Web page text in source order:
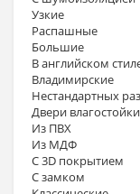
Узкие
Распашные
Большие
В английском
Владимирские
Нестандартных
Двери
Из ПВХ
Из МДФ
С 3D покрытием
С замком